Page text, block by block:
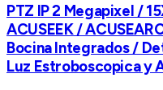
PTZ IP 2 Megapixel /
ACUSEEK /
Bocina Integrados /
Luz Estroboscopica y